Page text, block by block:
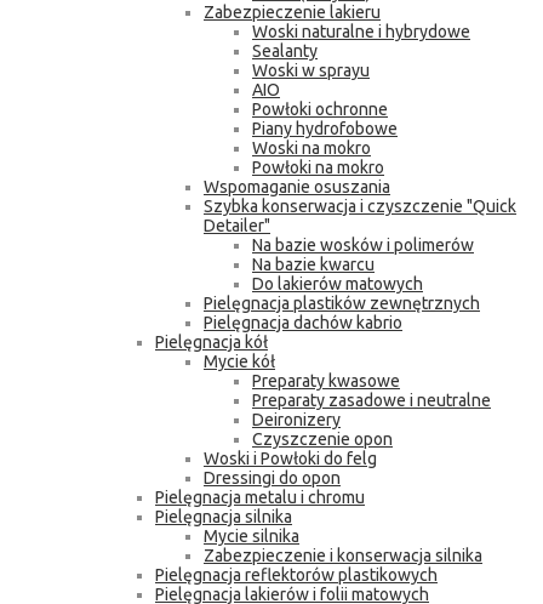
Zabezpieczenie lakieru
Woski naturalne i hybrydowe
Sealanty
Woski w sprayu
AIO
Powłoki ochronne
Piany hydrofobowe
Woski na mokro
Powłoki na mokro
Wspomaganie osuszania
Szybka konserwacja i czyszczenie "Quick
Detailer"
Na bazie wosków i polimerów
Na bazie kwarcu
Do lakierów matowych
Pielęgnacja plastików zewnętrznych
Pielęgnacja dachów kabrio
Pielęgnacja kół
Mycie kół
Preparaty kwasowe
Preparaty zasadowe i neutralne
Deironizery
Czyszczenie opon
Woski i Powłoki do felg
Dressingi do opon
Pielęgnacja metalu i chromu
Pielęgnacja silnika
Mycie silnika
Zabezpieczenie i konserwacja silnika
Pielęgnacja reflektorów plastikowych
Pielęgnacja lakierów i folii matowych